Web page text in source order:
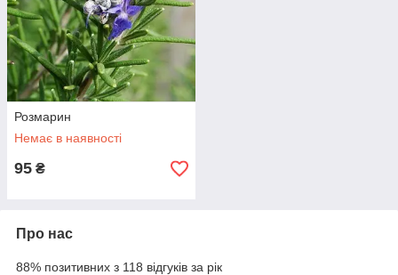
Розмарин
Немає в наявності
95 ₴
Про нас
88% позитивних з 118 відгуків за рік